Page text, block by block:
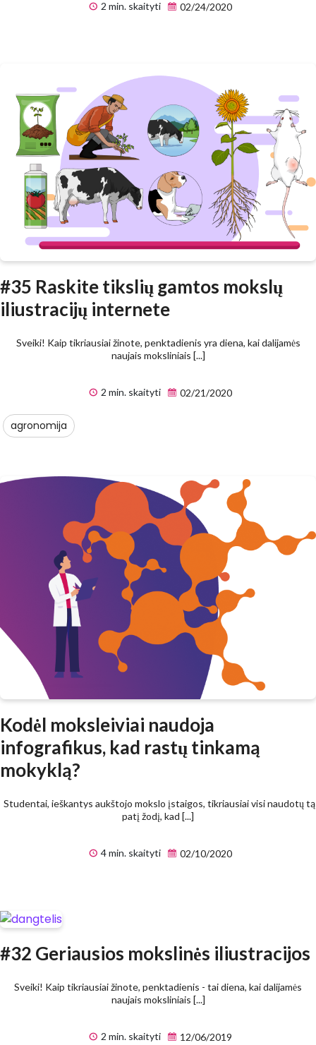
2 min. skaityti 02/24/2020
#35 Raskite tikslių gamtos mokslų
iliustracijų internete
Sveiki! Kaip tikriausiai žinote, penktadienis yra diena, kai dalijamės
naujais moksliniais [...]
2 min. skaityti 02/21/2020
agronomija
Kodėl moksleiviai naudoja
infografikus, kad rastų tinkamą
mokyklą?
Studentai, ieškantys aukštojo mokslo įstaigos, tikriausiai visi naudotų tą
patį žodį, kad [...]
4 min. skaityti 02/10/2020
#32 Geriausios mokslinės iliustracijos
Sveiki! Kaip tikriausiai žinote, penktadienis - tai diena, kai dalijamės
naujais moksliniais [...]
2 min. skaityti 12/06/2019